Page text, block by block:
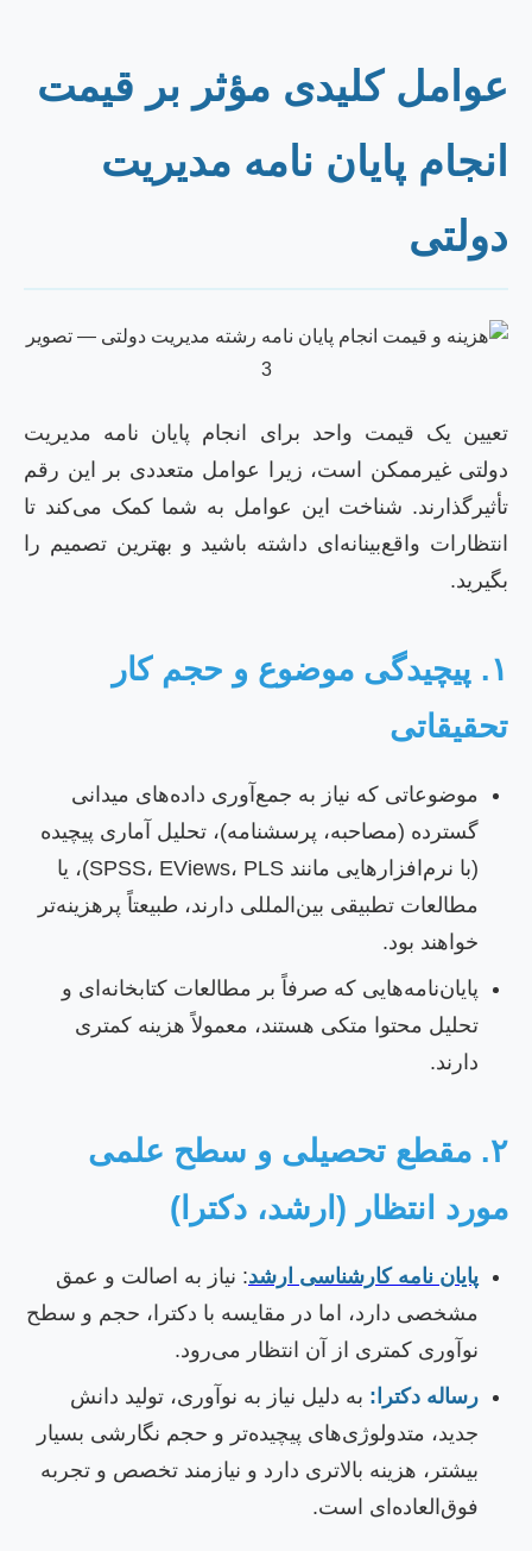
کلیدی مؤثر بر قیمت
پایان نامه مدیریت
یک قیمت واحد برای انجام پایان نامه مدیریت
غیرممکن است، زیرا عوامل متعددی بر این رقم
شناخت این عوامل به شما کمک می‌کند تا
واقع‌بینانه‌ای داشته باشید و بهترین تصمیم را
۱. پیچیدگی موضوع و حجم کار
موضوعاتی که نیاز به جمع‌آوری داده‌های میدانی
گسترده (مصاحبه، پرسشنامه)، تحلیل آماری پیچیده
(با نرم‌افزارهایی مانند SPSS، EViews، PLS)، یا
مطالعات تطبیقی بین‌المللی دارند، طبیعتاً پرهزینه‌تر
خواهند بود.
پایان‌نامه‌هایی که صرفاً بر مطالعات کتابخانه‌ای و
تحلیل محتوا متکی هستند، معمولاً هزینه کمتری
دارند.
۲. مقطع تحصیلی و سطح علمی
انتظار (ارشد، دکترا)
پایان نامه کارشناسی ارشد: نیاز به اصالت و عمق
مشخصی دارد، اما در مقایسه با دکترا، حجم و سطح
نوآوری کمتری از آن انتظار می‌رود.
رساله دکترا:به دلیل نیاز به نوآوری، تولید دانش
جدید، متدولوژی‌های پیچیده‌تر و حجم نگارشی بسیار
بیشتر، هزینه بالاتری دارد و نیازمند تخصص و تجربه
فوق‌العاده‌ای است.